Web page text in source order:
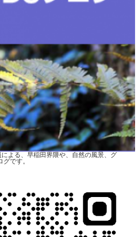
よる、早稲田界隈や、自然の風景、グ
です。